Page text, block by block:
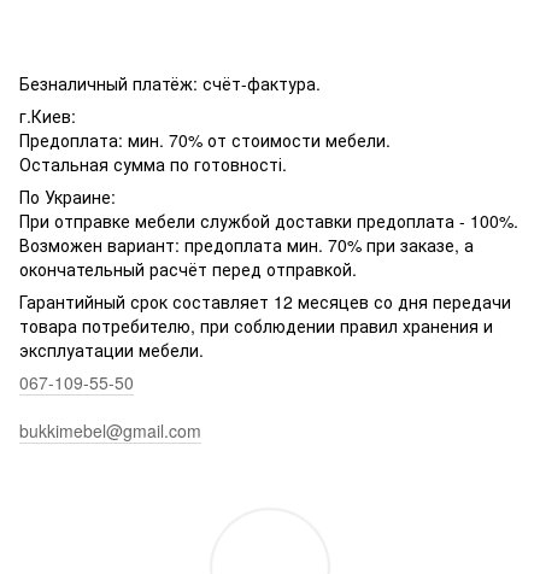
Безналичный платёж: счёт-фактура.
г.Киев:
Предоплата: мин. 70% от стоимости мебели.
Остальная сумма по готовності.
По Украине:
При отправке мебели службой доставки предоплата - 100%.
Возможен вариант: предоплата мин. 70% при заказе, а
окончательный расчёт перед отправкой.
Гарантийный срок составляет 12 месяцев со дня передачи
товара потребителю, при соблюдении правил хранения и
эксплуатации мебели.
067-109-55-50
bukkimebel@gmail.com